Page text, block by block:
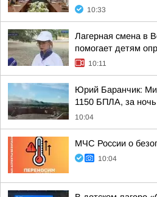
10:33
Лагерная смена в
помогает детям
10:11
Юрий Баранчик:
1150 БПЛА, за
10:04
МЧС России о
10:04